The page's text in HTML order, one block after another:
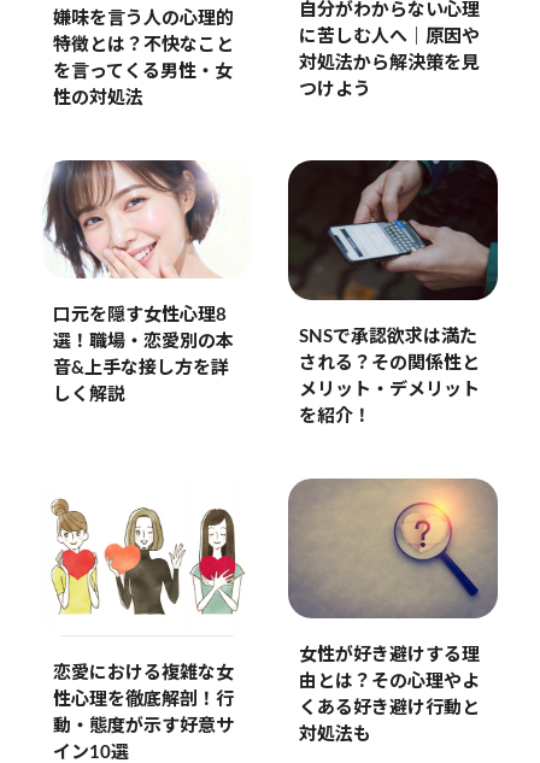
嫌味を言う人の心理的
特徴とは？不快なこと
を言ってくる男性・女
性の対処法
自分がわからない心理
に苦しむ人へ｜原因や
対処法から解決策を見
つけよう
口元を隠す女性心理8
選！職場・恋愛別の本
音&上手な接し方を詳
しく解説
SNSで承認欲求は満た
される？その関係性と
メリット・デメリット
を紹介！
恋愛における複雑な女
性心理を徹底解剖！行
動・態度が示す好意サ
イン10選
女性が好き避けする理
由とは？その心理やよ
くある好き避け行動と
対処法も